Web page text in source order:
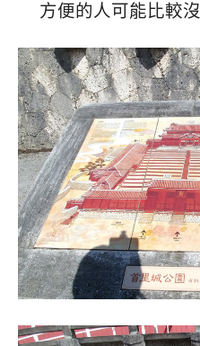
方便的人可能比較